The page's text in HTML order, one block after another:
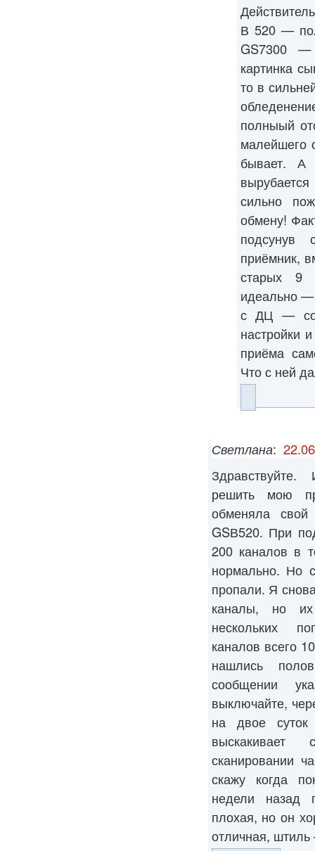
В 520 —
GS7300
картинка
то в
полныый
малейшего
бывает. А
сильно
обмену!
подсунув
приёмник,
старых 9
идеально
с ДЦ —
настройки
приёма
Что с ней
Светлана:
Здравствуйте.
решить мою
обменяла
GSВ520. При
200 каналов в
нормально. Но
пропали. Я
каналы, но
нескольких
каналов всего
нашлись
сообщении
выключайте,
на двое
сканировании
скажу когда
недели назад
плохая, но он
отличная,